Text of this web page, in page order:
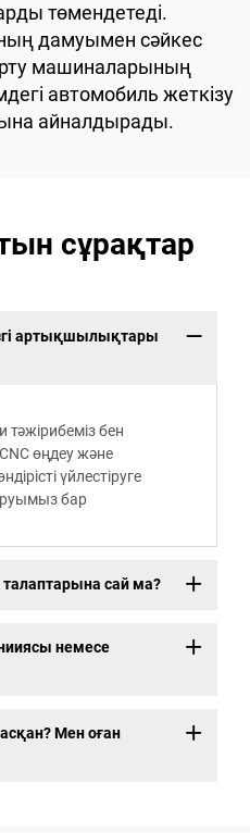
төмендетеді.
дамуымен сәйкес
машиналарының
автомобиль жеткізу
айналдырады.
сұрақтар
артықшылықтары
бен
өңдеу және
үйлестіруге
бар
сай ма?
немесе
Мен оған